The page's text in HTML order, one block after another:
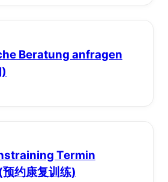
Beratung anfragen
Termin
预约康复训练)